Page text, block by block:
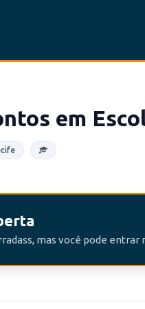
em
mas você pode entrar